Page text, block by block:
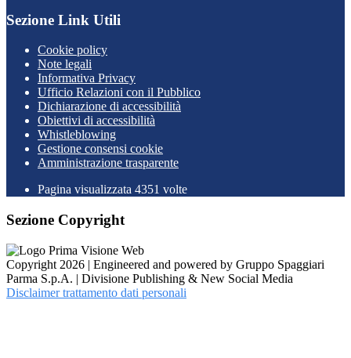
Sezione Link Utili
Cookie policy
Note legali
Informativa Privacy
Ufficio Relazioni con il Pubblico
Dichiarazione di accessibilità
Obiettivi di accessibilità
Whistleblowing
Gestione consensi cookie
Amministrazione trasparente
Pagina visualizzata 4351 volte
Sezione Copyright
Copyright 2026 | Engineered and powered by Gruppo Spaggiari
Parma S.p.A. | Divisione Publishing & New Social Media
Disclaimer trattamento dati personali